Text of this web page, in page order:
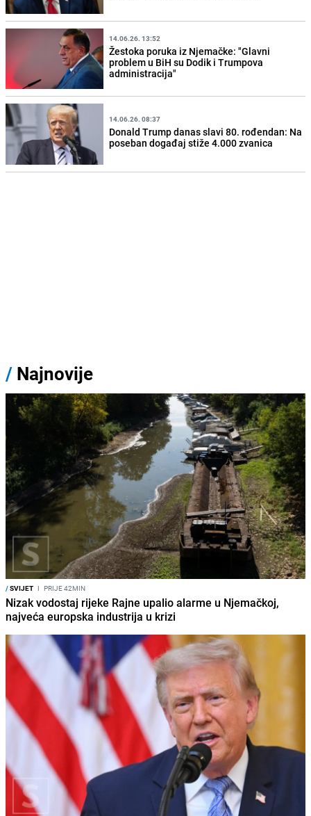
14.06.26. 13:52
Žestoka poruka iz Njemačke: "Glavni
problem u BiH su Dodik i Trumpova
administracija"
14.06.26. 08:37
Donald Trump danas slavi 80. rođendan: Na
poseban događaj stiže 4.000 zvanica
/ Najnovije
/SVIJET I PRIJE 42MIN
Nizak vodostaj rijeke Rajne upalio alarme u Njemačkoj,
najveća europska industrija u krizi